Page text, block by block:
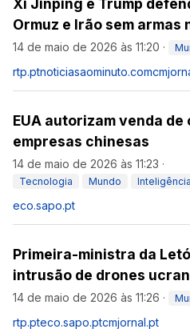
Ormuz e Irão sem armas
14 de maio de 2026 às 11:20 ·
rtp.ptnoticiasaominuto.com
EUA autorizam venda
empresas chinesas
14 de maio de 2026 às 11:23 ·
Tecnologia Mundo
eco.sapo.pt
Primeira-ministra da
intrusão de drones
14 de maio de 2026 às 11:26 ·
rtp.pteco.sapo.ptcmjornal.pt